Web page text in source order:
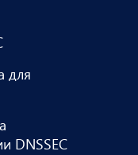
для
DNSSEC